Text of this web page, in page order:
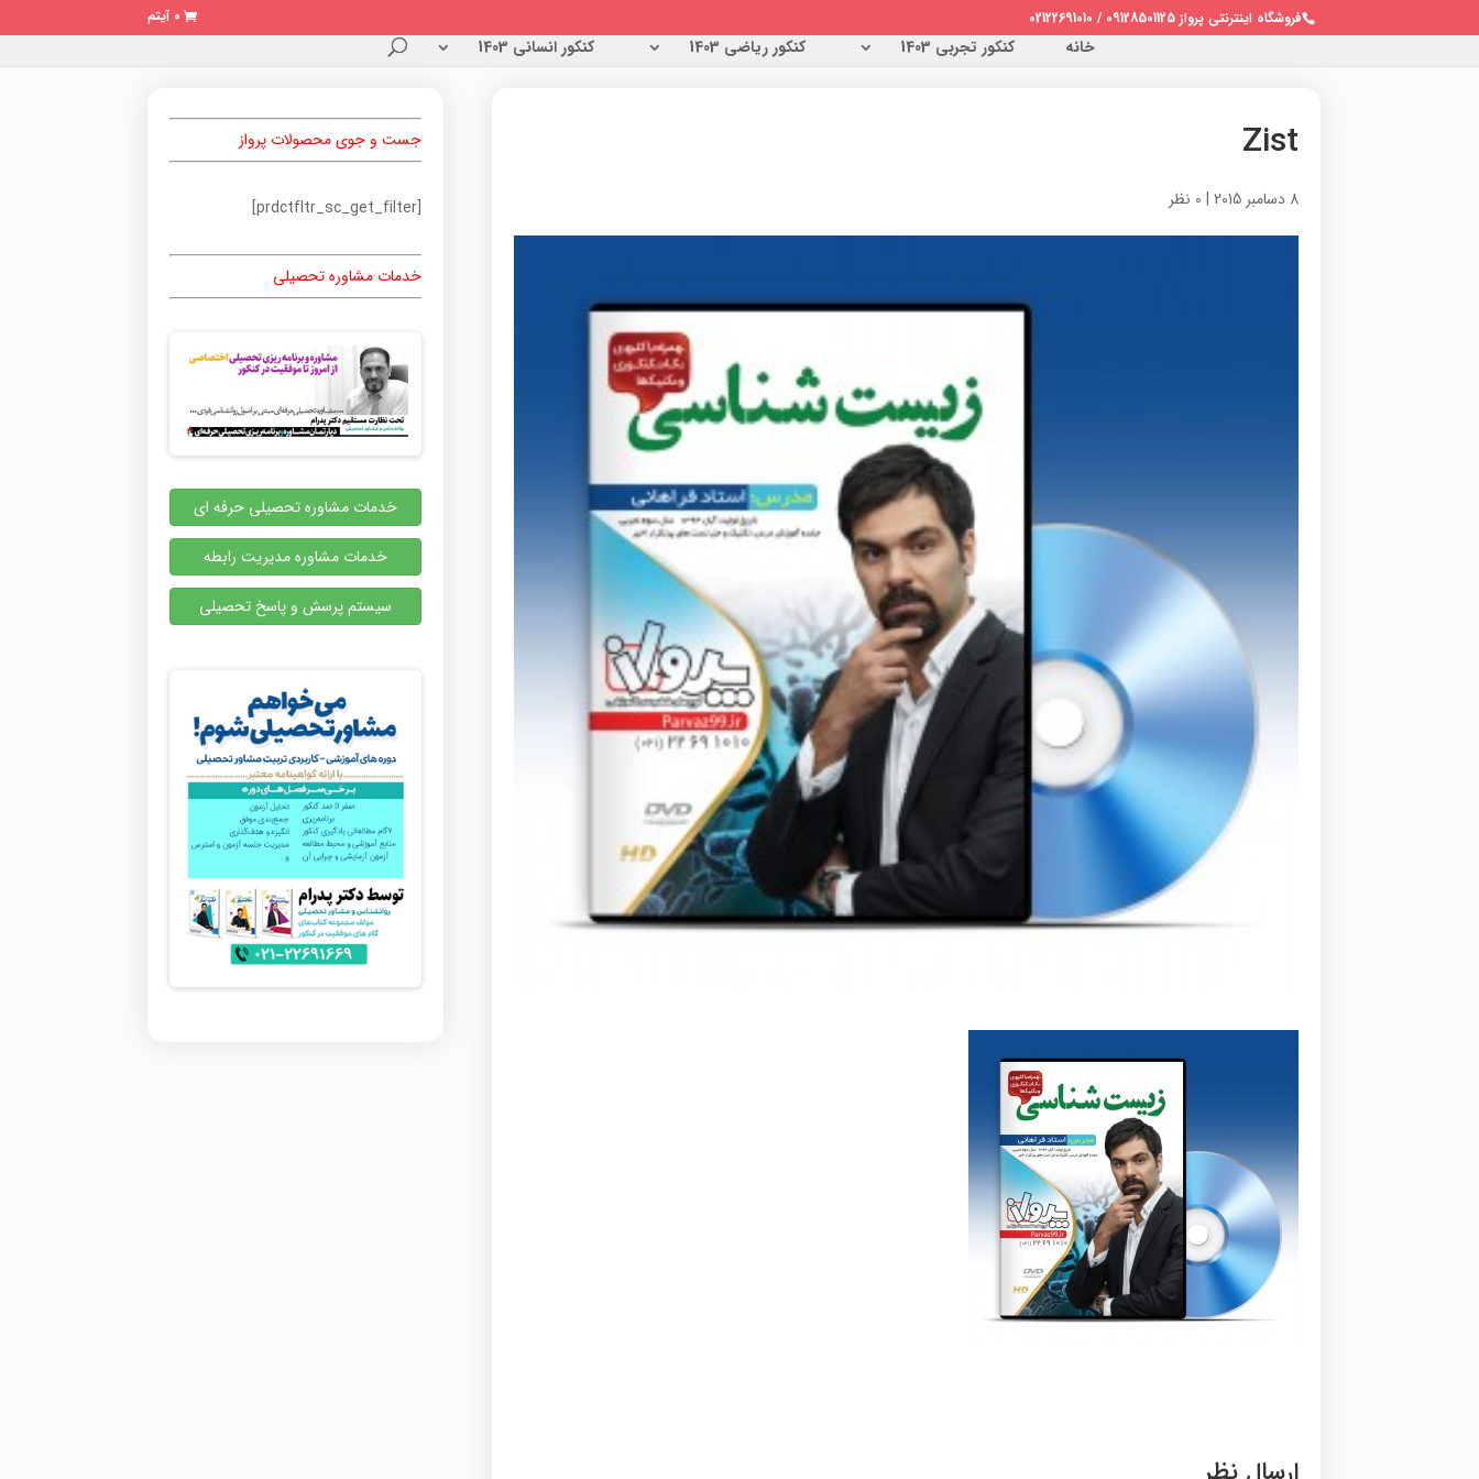
فروشگاه اینترنتی پرواز 09128501125 / 02122691010 0 آیتم
خانه کنکور تجربی 1403 کنکور ریاضی 1403 کنکور انسانی 1403
Zist
8 دسامبر 2015 | 0 نظر
جست و جوی محصولات پرواز
[prdctfltr_sc_get_filter]
خدمات مشاوره تحصیلی
خدمات مشاوره تحصیلی حرفه ای
خدمات مشاوره مدیریت رابطه
سیستم پرسش و پاسخ تحصیلی